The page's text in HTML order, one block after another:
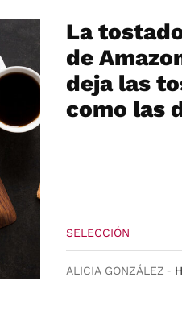
La
de
deja las
como las
SELECCIÓN
ALICIA GONZÁLEZ